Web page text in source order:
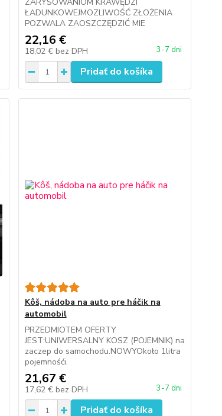
ŁADUNKOWEJMOZLIWOŚĆ ZŁOŻENIA
POZWALA ZAOSZCZĘDZIĆ MIE
22,16 €
18,02 € bez DPH 3-7 dni
Pridať do košíka
Kôš, nádoba na auto pre háčik na
automobil
PRZEDMIOTEM OFERTY
JEST:UNIWERSALNY KOSZ (POJEMNIK) na
zaczep do samochodu.NOWYOkoło 1litra
pojemnośći.
21,67 €
17,62 € bez DPH 3-7 dni
Pridať do košíka